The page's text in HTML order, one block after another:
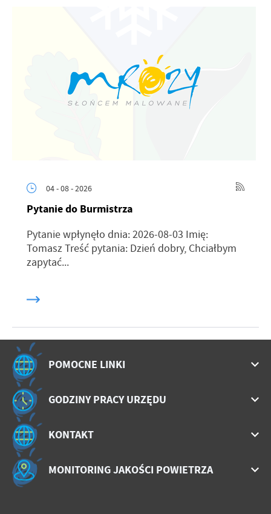
04 - 08 - 2026
Pytanie do Burmistrza
Pytanie wpłynęło dnia: 2026-08-03 Imię:
Tomasz Treść pytania: Dzień dobry, Chciałbym
zapytać...
POMOCNE LINKI
GODZINY PRACY URZĘDU
KONTAKT
MONITORING JAKOŚCI POWIETRZA